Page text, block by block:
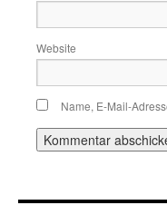
Website
Name, E-Mail-